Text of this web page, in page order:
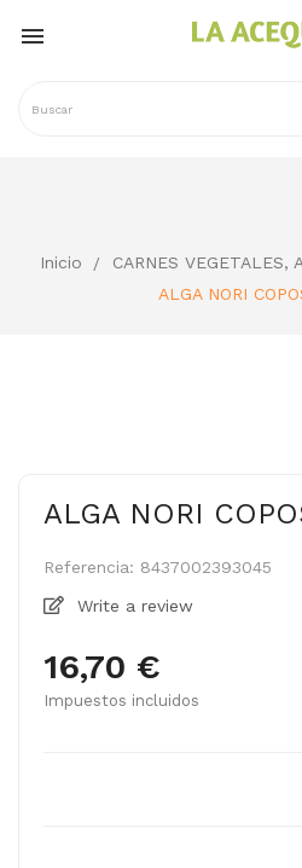

Inicio
CARNES VEGETALES,
ALGA NORI
ALGA NORI
Referencia: 8437002393045
Write a review
16,70 €
Impuestos incluidos